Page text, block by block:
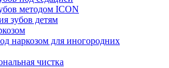
методом ICON
зубов детям
наркозом для иногородних
чистка